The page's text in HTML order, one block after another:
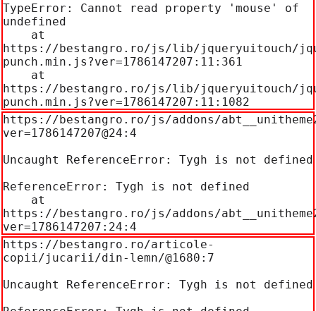
TypeError: Cannot read property 'mouse' of
undefined
https://bestangro.ro/js/lib/jqueryuitouch/
punch.min.js?ver=1786147207:11:361
https://bestangro.ro/js/lib/jqueryuitouch/
punch.min.js?ver=1786147207:11:1082
https://bestangro.ro/js/addons/
ver=1786147207@24:4
Uncaught ReferenceError: Tygh is not defined
ReferenceError: Tygh is not defined
https://bestangro.ro/js/addons/
ver=1786147207:24:4
https://bestangro.ro/articole-
copii/jucarii/din-lemn/@1680:7
Uncaught ReferenceError: Tygh is not defined